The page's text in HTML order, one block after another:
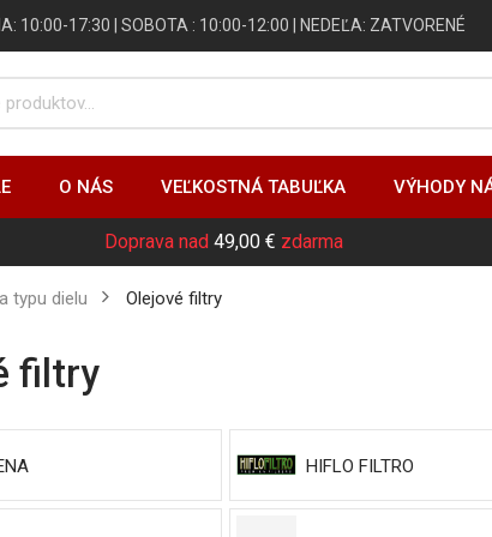
10:00-17:30 | SOBOTA : 10:00-12:00 | NEDEĽA: ZATVORENÉ
O NÁS VEĽKOSTNÁ TABUĽKA VÝHODY
Doprava nad 49,00 € zdarma
typu dielu olejové filtry
filtry
HIFLO FILTRO